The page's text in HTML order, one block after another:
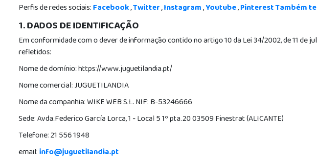
Perfis de redes sociais:Facebook,Twitter,Instagram,Youtube,PinterestTambém
1. DADOS DE IDENTIFICAÇÃO
Em conformidade com o dever de informação contido no artigo 10 da Lei 34/2002, de 11 de
refletidos:
Nome de domínio: https://www.juguetilandia.pt/
Nome comercial: JUGUETILANDIA
Nome da companhia: WIKE WEB S.L. NIF: B-53246666
Sede: Avda.Federico García Lorca, 1 - Local 5 1º pta.20 03509 Finestrat (ALICANTE)
Telefone: 21 556 1948
email:info@juguetilandia.pt